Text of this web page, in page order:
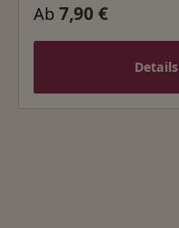
Regulärer Preis:
Ab 7,90 €
Details